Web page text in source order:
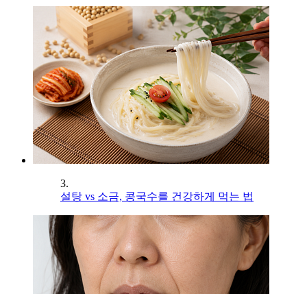
3.
설탕 vs 소금, 콩국수를 건강하게 먹는 법